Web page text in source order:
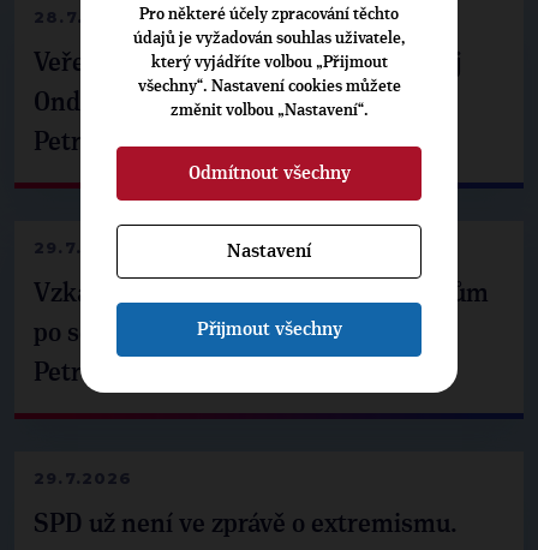
28.7.2026
Veřejné finance, euro i školství. Matěj
Ondřej Havel jednal s prezidentem
Petrem Pavlem
29.7.2026
Vzkaz Matěje Ondřeje Havla příznivcům
po setkání s prezidentem republiky
Petrem Pavlem
29.7.2026
SPD už není ve zprávě o extremismu.
Pro některé účely zpracování těchto
údajů je vyžadován souhlas uživatele,
který vyjádříte volbou „Přijmout
všechny“. Nastavení cookies můžete
změnit volbou „Nastavení“.
Odmítnout všechny
Nastavení
Přijmout všechny